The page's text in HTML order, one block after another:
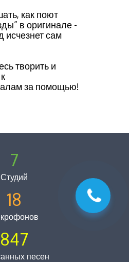
как поют
в оригинале -
сам
творить и
за помощью!
7
Студий
18
847
песен